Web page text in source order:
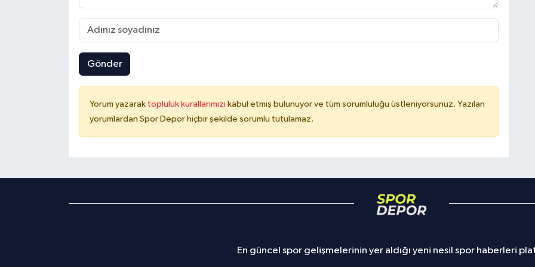
Gönder
Yorum yazarak topluluk kurallarımızı kabul etmiş bulunuyor ve tüm sorumluluğu üstleniyorsunuz. Yazılan
yorumlardan Spor Depor hiçbir şekilde sorumlu tutulamaz.
En güncel spor gelişmelerinin yer aldığı yeni nesil spor haberleri